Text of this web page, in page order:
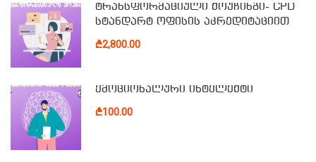
ტრანსფორმაციული ქოუჩინგი- CPD
სტანდარტ ოფისის აკრედიტაციით
₾2,800.00
ემოციონალური ინტელექტი
₾100.00